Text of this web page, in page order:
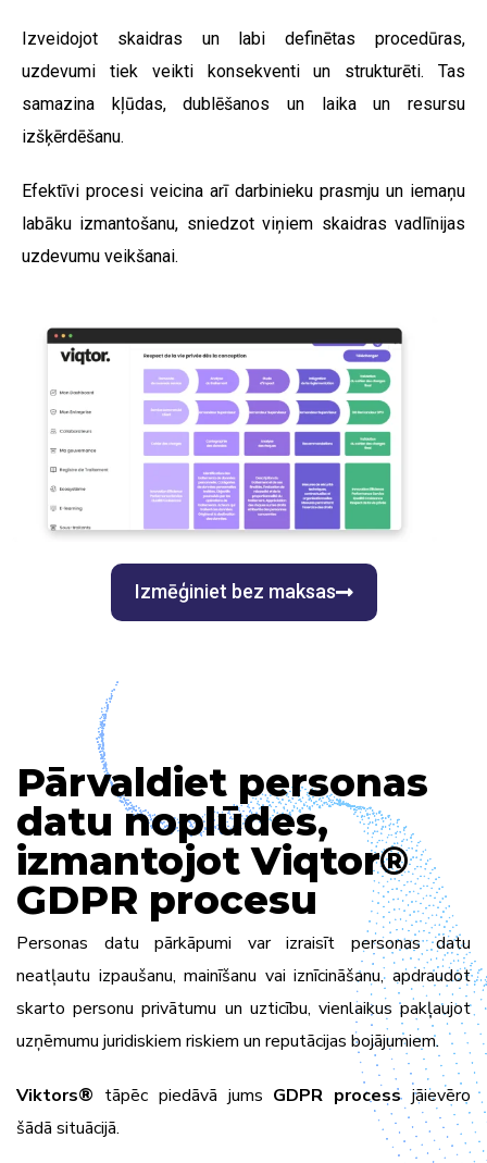
Izveidojot skaidras un labi definētas procedūras,
uzdevumi tiek veikti konsekventi un strukturēti. Tas
samazina kļūdas, dublēšanos un laika un resursu
izšķērdēšanu.
Efektīvi procesi veicina arī darbinieku prasmju un iemaņu
labāku izmantošanu, sniedzot viņiem skaidras vadlīnijas
uzdevumu veikšanai.
Izmēģiniet bez maksas
Pārvaldiet personas
datu noplūdes,
izmantojot Viqtor®
GDPR procesu
Personas datu pārkāpumi var izraisīt personas datu
neatļautu izpaušanu, mainīšanu vai iznīcināšanu, apdraudot
skarto personu privātumu un uzticību, vienlaikus pakļaujot
uzņēmumu juridiskiem riskiem un reputācijas bojājumiem.
Viktors® tāpēc piedāvā jums GDPR processjāievēro
šādā situācijā.